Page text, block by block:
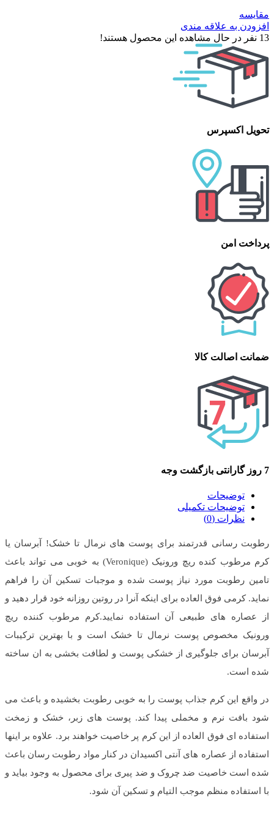
مقایسه
افزودن به علاقه مندی
13 نفر در حال مشاهده این محصول هستند!
تحویل اکسپرس
پرداخت امن
ضمانت اصالت کالا
7 روز گارانتی بازگشت وجه
توضیحات
توضیحات تکمیلی
نظرات (0)
رطوبت رسانی قدرتمند برای پوست های نرمال تا خشک! آبرسان یا
کرم مرطوب کنده ریچ ورونیک (Veronique) به خوبی می تواند باعث
تامین رطوبت مورد نیاز پوست شده و موجبات تسکین آن را فراهم
نماید. کرمی فوق العاده برای اینکه آنرا در روتین روزانه خود قرار دهید و
از عصاره های طبیعی آن استفاده نمایید.کرم مرطوب کننده ریچ
ورونیک مخصوص پوست نرمال تا خشک است و با بهترین ترکیبات
آبرسان برای جلوگیری از خشکی پوست و لطافت بخشی به ان ساخته
شده است.
در واقع این کرم جذاب پوست را به خوبی رطوبت بخشیده و باعث می
شود بافت نرم و مخملی پیدا کند. پوست های زبر، خشک و زمخت
استفاده ای فوق العاده از این کرم پر خاصیت خواهند برد. علاوه بر اینها
استفاده از عصاره های آنتی اکسیدان در کنار مواد رطوبت رسان باعث
شده است خاصیت ضد چروک و ضد پیری برای محصول به وجود بیاید و
با استفاده منظم موجب التیام و تسکین آن شود.